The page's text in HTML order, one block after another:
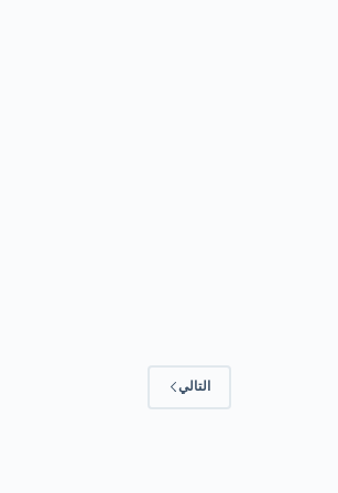
التالي